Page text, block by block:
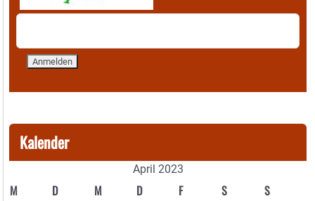
Kalender
April 2023
M D M D F S S